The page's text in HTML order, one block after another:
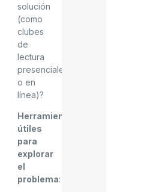
solución
(como
clubes
de
lectura
presenciales
o en
línea)?
Herramientas
útiles
para
explorar
el
problema: